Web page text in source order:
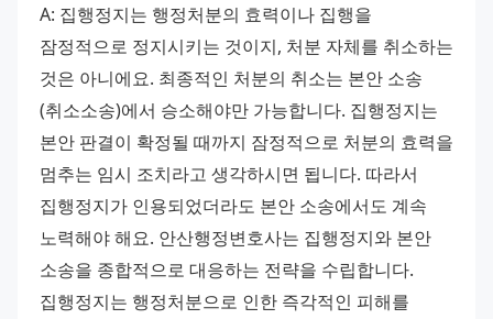
A: 집행정지는 행정처분의 효력이나 집행을
잠정적으로 정지시키는 것이지, 처분 자체를 취소하는
것은 아니에요. 최종적인 처분의 취소는 본안 소송
(취소소송)에서 승소해야만 가능합니다. 집행정지는
본안 판결이 확정될 때까지 잠정적으로 처분의 효력을
멈추는 임시 조치라고 생각하시면 됩니다. 따라서
집행정지가 인용되었더라도 본안 소송에서도 계속
노력해야 해요. 안산행정변호사는 집행정지와 본안
소송을 종합적으로 대응하는 전략을 수립합니다.
집행정지는 행정처분으로 인한 즉각적인 피해를